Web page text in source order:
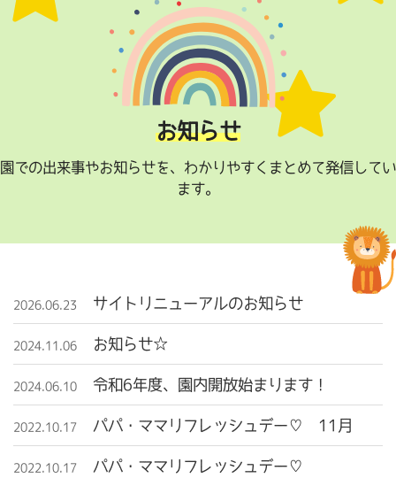
お知らせ
園での出来事やお知らせを、わかりやすくまとめて発信してい
ます。
2026.06.23 サイトリニューアルのお知らせ
2024.11.06 お知らせ☆
2024.06.10 令和6年度、園内開放始まります！
2022.10.17 パパ・ママリフレッシュデー♡ 11月
2022.10.17 パパ・ママリフレッシュデー♡